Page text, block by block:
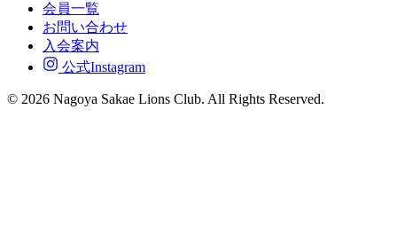
会員一覧
お問い合わせ
入会案内
公式Instagram
© 2026 Nagoya Sakae Lions Club. All Rights Reserved.